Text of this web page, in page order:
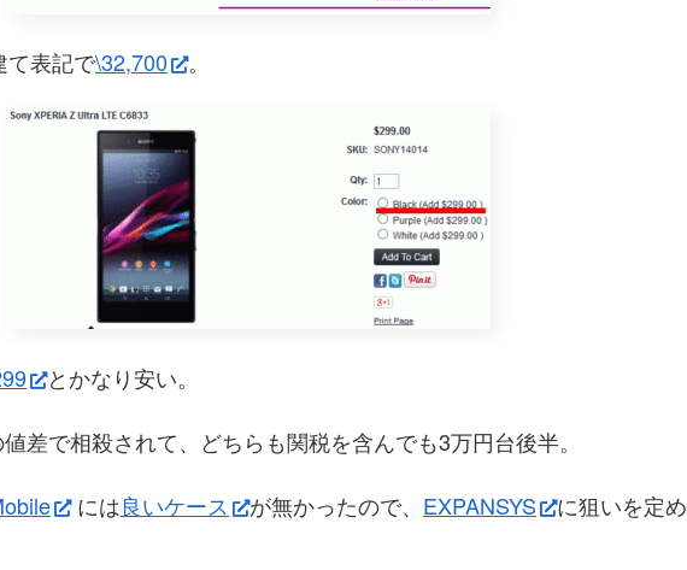
て表記で\32,700 。
とかなり安い。
差で相殺されて、どちらも関税を含んでも3万円台後半。
には良いケース が無かったので、 EXPANSYS
に狙いを定め